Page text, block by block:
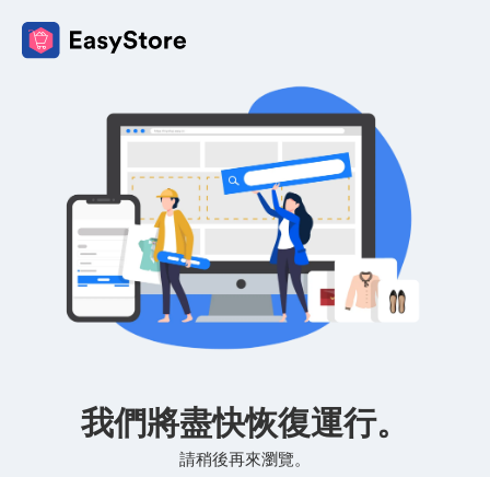
我們將盡快恢復運行。
請稍後再來瀏覽。